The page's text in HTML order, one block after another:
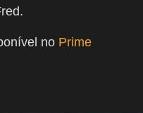
no Prime